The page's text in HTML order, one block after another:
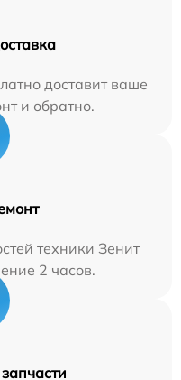
доставит ваше
и обратно.
техники Зенит
2 часов.